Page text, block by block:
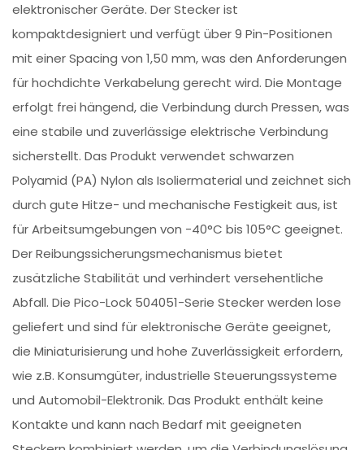
elektronischer Geräte. Der Stecker ist
kompaktdesigniert und verfügt über 9 Pin-Positionen
mit einer Spacing von 1,50 mm, was den Anforderungen
für hochdichte Verkabelung gerecht wird. Die Montage
erfolgt frei hängend, die Verbindung durch Pressen, was
eine stabile und zuverlässige elektrische Verbindung
sicherstellt. Das Produkt verwendet schwarzen
Polyamid (PA) Nylon als Isoliermaterial und zeichnet sich
durch gute Hitze- und mechanische Festigkeit aus, ist
für Arbeitsumgebungen von -40°C bis 105°C geeignet.
Der Reibungssicherungsmechanismus bietet
zusätzliche Stabilität und verhindert versehentliche
Abfall. Die Pico-Lock 504051-Serie Stecker werden lose
geliefert und sind für elektronische Geräte geeignet,
die Miniaturisierung und hohe Zuverlässigkeit erfordern,
wie z.B. Konsumgüter, industrielle Steuerungssysteme
und Automobil-Elektronik. Das Produkt enthält keine
Kontakte und kann nach Bedarf mit geeigneten